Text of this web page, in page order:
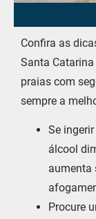
Confira as
Santa
praias com
sempre a
Se
álcool
aumenta
Procure